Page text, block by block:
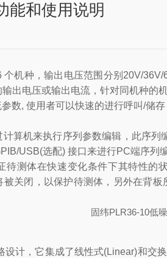
能和使用说明
个机种，输出电压范围分别20V/
出电压或输出电流，针对同机种的
数, 使用者可以快速的进行呼叫/储存
算机来执行序列参数编辑，此序
USB(选配) 接口来进行PC端序
待测体在快速变化条件下其特性的
关闭，以保护待测体，另外在背
设计，它集成了线性式(Linear)和交